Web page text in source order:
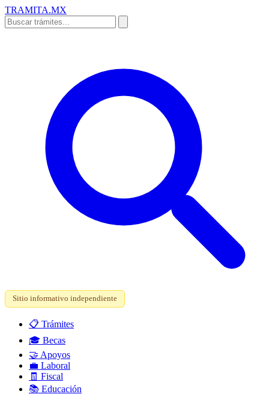
TRAMITA.MX
Sitio informativo independiente
📋 Trámites
🎓 Becas
🤝 Apoyos
💼 Laboral
🧾 Fiscal
📚 Educación